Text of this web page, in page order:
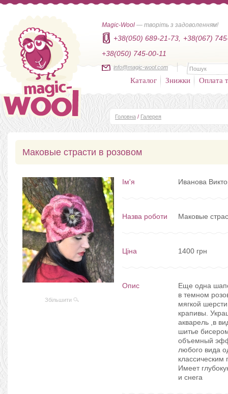
Magic-Wool — творіть з задоволенням!
+38(050) 689-21-73,
+38(067)
+38(050) 745-00-11
info@magic-wool.com
Каталог Знижки Оплата
Головна / Галерея
Маковые страсти в розовом
Збільшити
Ім'я Иванова
Назва роботи Маковые
Ціна 1400 грн
Опис
Еще одна
в темном
мягкой
крапивы.
акварель ,в
шитье
объемный
любого вида
классическим
Имеет
и снега